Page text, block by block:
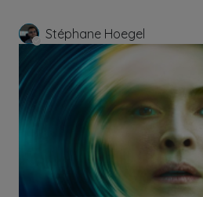
Stéphane Hoegel